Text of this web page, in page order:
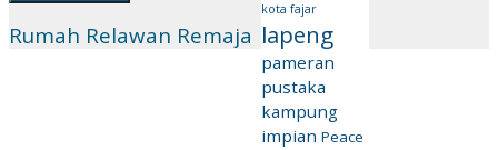
kota fajar
lapeng
pameran
pustaka
kampung
impian Peace
Rumah Relawan Remaja